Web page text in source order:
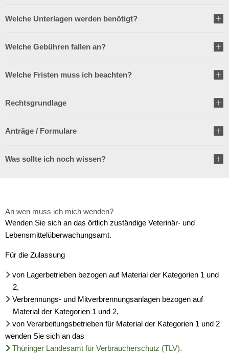
Ratsinformationssystem
Bürgerservice Thüringen
Freizeit und Tourismus
Natur und Umwelt
Förderung von Projekten im
Landkreis Sonneberg spricht
Kreishaushalt für dieses und
AGATHE-Seniorenberatung
Ausblick auf
Liegenschaft Ernststraße zu
Welche Unterlagen werden benötigt?
Welche Gebühren fallen an?
Welche Fristen muss ich beachten?
Rechtsgrundlage
Anträge / Formulare
Was sollte ich noch wissen?
An wen muss ich mich wenden?
Wenden Sie sich an das örtlich zuständige Veterinär- und
Lebensmittelüberwachungsamt.
Für die Zulassung
von Lagerbetrieben bezogen auf Material der Kategorien 1 und
2,
Verbrennungs- und Mitverbrennungsanlagen bezogen auf
Material der Kategorien 1 und 2,
von Verarbeitungsbetrieben für Material der Kategorien 1 und 2
wenden Sie sich an das
Thüringer Landesamt für Verbraucherschutz (TLV).